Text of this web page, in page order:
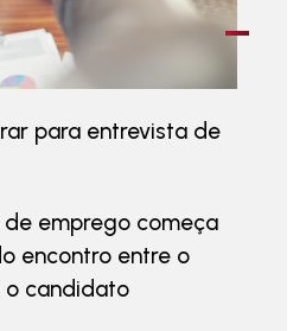
para entrevista de
emprego começa
encontro entre o
o candidato